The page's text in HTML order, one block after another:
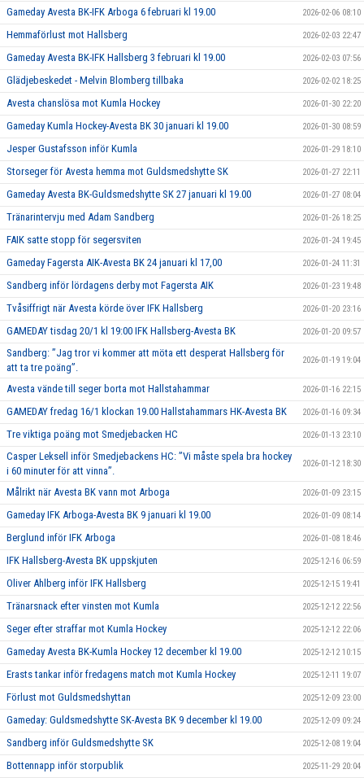
Gameday Avesta BK-IFK Arboga 6 februari kl 19.00 2026-02-06 08:10
Hemmaförlust mot Hallsberg 2026-02-03 22:47
Gameday Avesta BK-IFK Hallsberg 3 februari kl 19.00 2026-02-03 07:56
Glädjebeskedet - Melvin Blomberg tillbaka 2026-02-02 18:25
Avesta chanslösa mot Kumla Hockey 2026-01-30 22:20
Gameday Kumla Hockey-Avesta BK 30 januari kl 19.00 2026-01-30 08:59
Jesper Gustafsson inför Kumla 2026-01-29 18:10
Storseger för Avesta hemma mot Guldsmedshytte SK 2026-01-27 22:11
Gameday Avesta BK-Guldsmedshytte SK 27 januari kl 19.00 2026-01-27 08:04
Tränarintervju med Adam Sandberg 2026-01-26 18:25
FAIK satte stopp för segersviten 2026-01-24 19:45
Gameday Fagersta AIK-Avesta BK 24 januari kl 17,00 2026-01-24 11:31
Sandberg inför lördagens derby mot Fagersta AIK 2026-01-23 19:48
Tvåsiffrigt när Avesta körde över IFK Hallsberg 2026-01-20 23:16
GAMEDAY tisdag 20/1 kl 19:00 IFK Hallsberg-Avesta BK 2026-01-20 09:57
Sandberg: ”Jag tror vi kommer att möta ett desperat Hallsberg för
att ta tre poäng”.
2026-01-19 19:04
Avesta vände till seger borta mot Hallstahammar 2026-01-16 22:15
GAMEDAY fredag 16/1 klockan 19.00 Hallstahammars HK-Avesta BK 2026-01-16 09:34
Tre viktiga poäng mot Smedjebacken HC 2026-01-13 23:10
Casper Leksell inför Smedjebackens HC: ”Vi måste spela bra hockey
i 60 minuter för att vinna”.
2026-01-12 18:30
Målrikt när Avesta BK vann mot Arboga 2026-01-09 23:15
Gameday IFK Arboga-Avesta BK 9 januari kl 19.00 2026-01-09 08:14
Berglund inför IFK Arboga 2026-01-08 18:46
IFK Hallsberg-Avesta BK uppskjuten 2025-12-16 06:59
Oliver Ahlberg inför IFK Hallsberg 2025-12-15 19:41
Tränarsnack efter vinsten mot Kumla 2025-12-12 22:56
Seger efter straffar mot Kumla Hockey 2025-12-12 22:06
Gameday Avesta BK-Kumla Hockey 12 december kl 19.00 2025-12-12 10:15
Erasts tankar inför fredagens match mot Kumla Hockey 2025-12-11 19:07
Förlust mot Guldsmedshyttan 2025-12-09 23:00
Gameday: Guldsmedshytte SK-Avesta BK 9 december kl 19.00 2025-12-09 09:24
Sandberg inför Guldsmedshytte SK 2025-12-08 19:04
Bottennapp inför storpublik 2025-11-29 20:04